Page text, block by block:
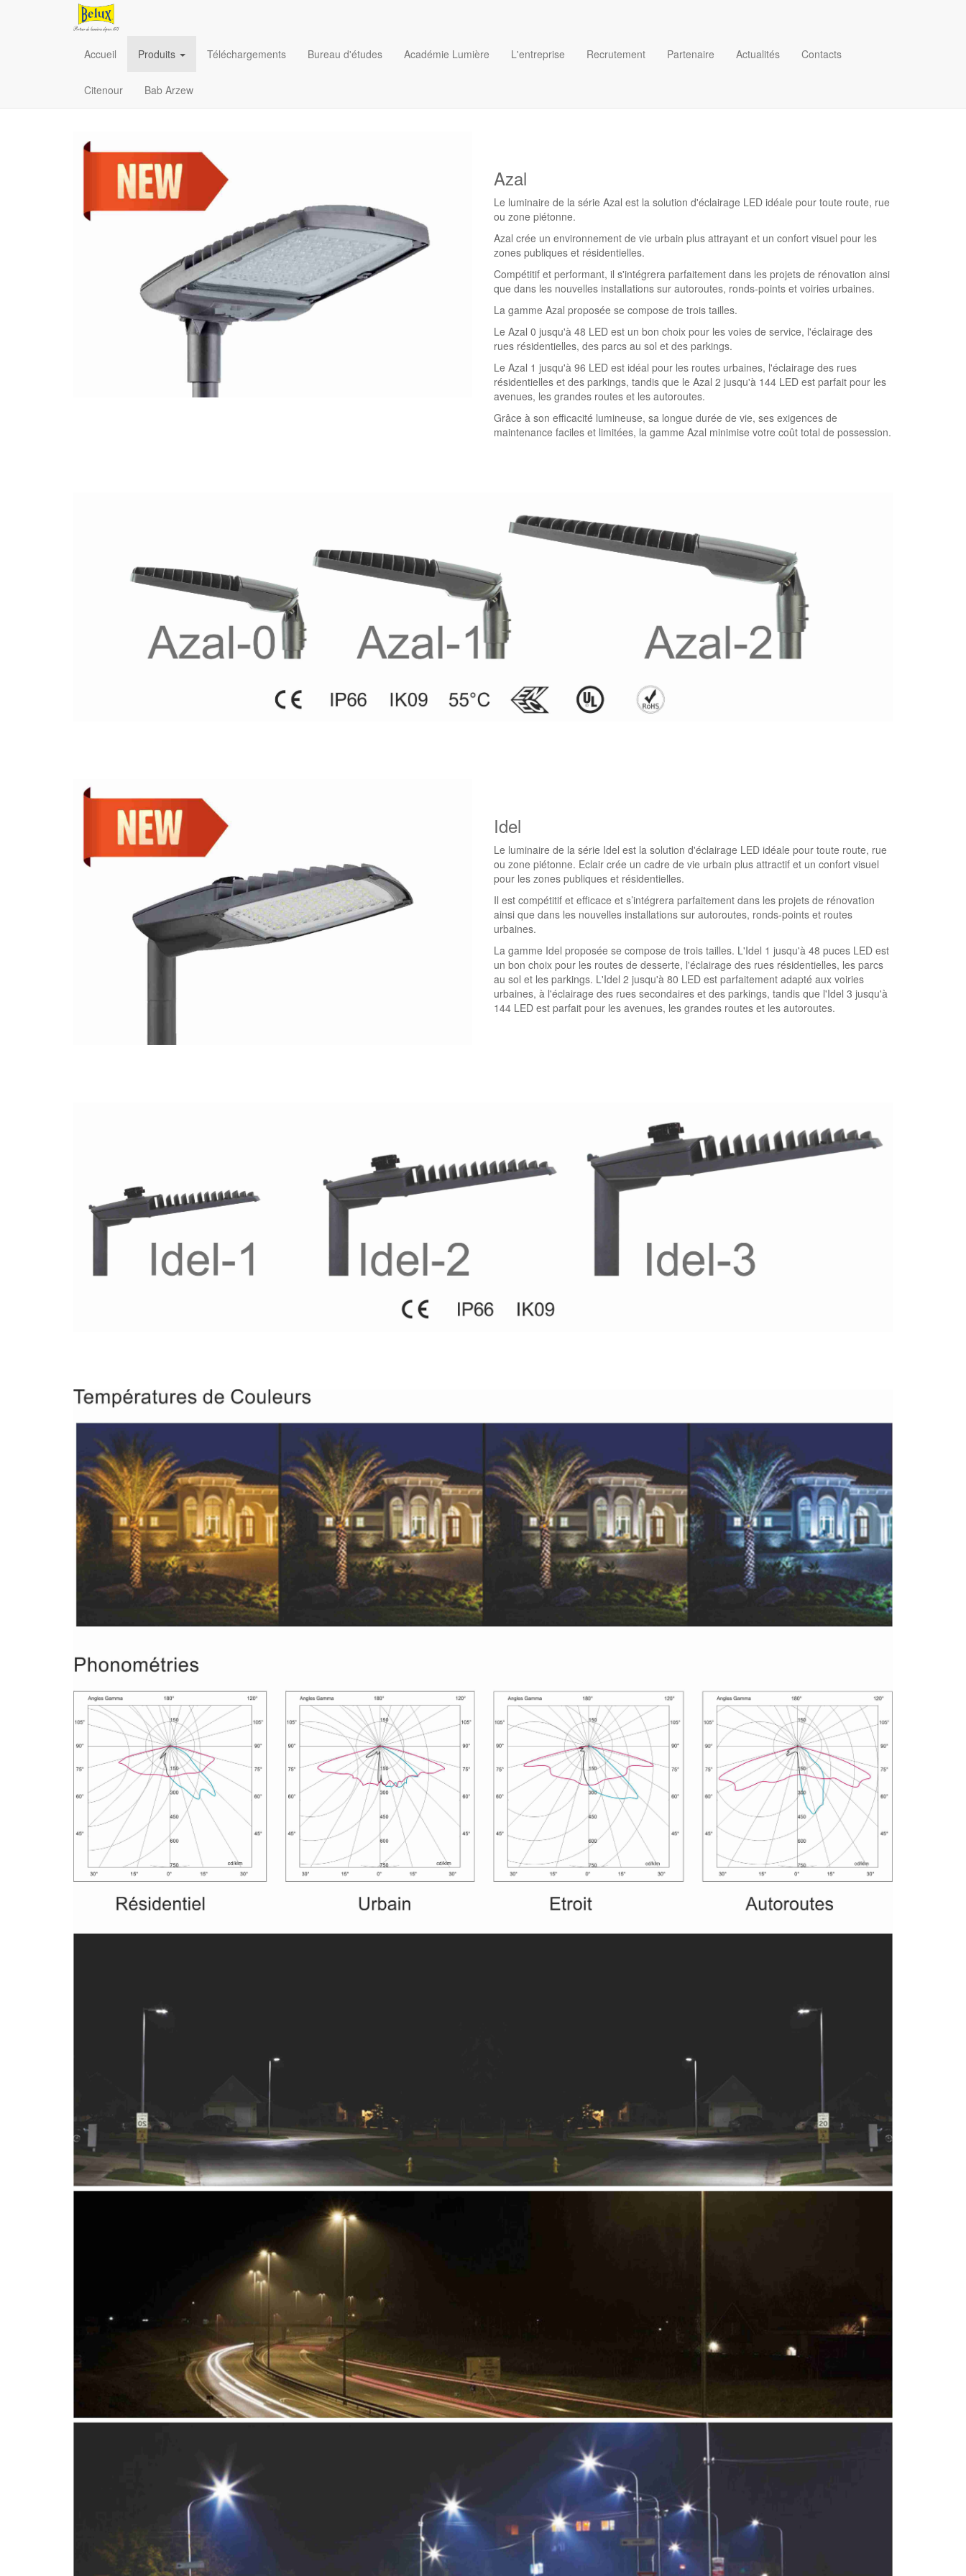
Accueil Produits Téléchargements Bureau d'études Académie Lumière L'entreprise Recrutement Partenaire Actualités Contacts
Citenour Bab Arzew
Azal
Le luminaire de la série Azal est la solution d'éclairage LED idéale pour toute route, rue
ou zone piétonne.
Azal crée un environnement de vie urbain plus attrayant et un confort visuel pour les
zones publiques et résidentielles.
Compétitif et performant, il s'intégrera parfaitement dans les projets de rénovation ainsi
que dans les nouvelles installations sur autoroutes, ronds-points et voiries urbaines.
La gamme Azal proposée se compose de trois tailles.
Le Azal 0 jusqu'à 48 LED est un bon choix pour les voies de service, l'éclairage des
rues résidentielles, des parcs au sol et des parkings.
Le Azal 1 jusqu'à 96 LED est idéal pour les routes urbaines, l'éclairage des rues
résidentielles et des parkings, tandis que le Azal 2 jusqu'à 144 LED est parfait pour les
avenues, les grandes routes et les autoroutes.
Grâce à son efficacité lumineuse, sa longue durée de vie, ses exigences de
maintenance faciles et limitées, la gamme Azal minimise votre coût total de possession.
Idel
Le luminaire de la série Idel est la solution d'éclairage LED idéale pour toute route, rue
ou zone piétonne. Eclair crée un cadre de vie urbain plus attractif et un confort visuel
pour les zones publiques et résidentielles.
Il est compétitif et efficace et s’intégrera parfaitement dans les projets de rénovation
ainsi que dans les nouvelles installations sur autoroutes, ronds-points et routes
urbaines.
La gamme Idel proposée se compose de trois tailles. L'Idel 1 jusqu'à 48 puces LED est
un bon choix pour les routes de desserte, l'éclairage des rues résidentielles, les parcs
au sol et les parkings. L'Idel 2 jusqu'à 80 LED est parfaitement adapté aux voiries
urbaines, à l'éclairage des rues secondaires et des parkings, tandis que l'Idel 3 jusqu'à
144 LED est parfait pour les avenues, les grandes routes et les autoroutes.